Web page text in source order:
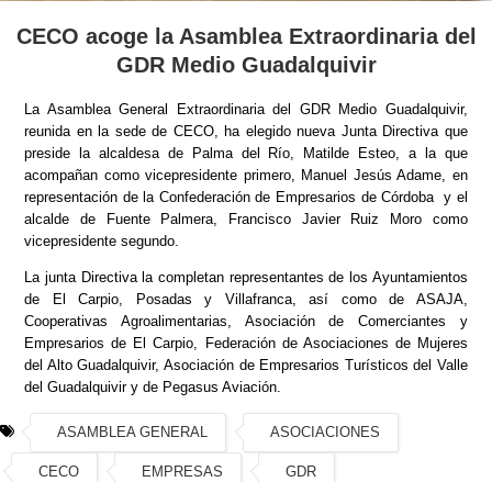
CECO acoge la Asamblea Extraordinaria del
GDR Medio Guadalquivir
La Asamblea General Extraordinaria del GDR Medio Guadalquivir,
reunida en la sede de CECO, ha elegido nueva Junta Directiva que
preside la alcaldesa de Palma del Río, Matilde Esteo, a la que
acompañan como vicepresidente primero, Manuel Jesús Adame, en
representación de la Confederación de Empresarios de Córdoba y el
alcalde de Fuente Palmera, Francisco Javier Ruiz Moro como
vicepresidente segundo.
La junta Directiva la completan representantes de los Ayuntamientos
de El Carpio, Posadas y Villafranca, así como de ASAJA,
Cooperativas Agroalimentarias, Asociación de Comerciantes y
Empresarios de El Carpio, Federación de Asociaciones de Mujeres
del Alto Guadalquivir, Asociación de Empresarios Turísticos del Valle
del Guadalquivir y de Pegasus Aviación.
ASAMBLEA GENERAL ASOCIACIONES
CECO EMPRESAS GDR